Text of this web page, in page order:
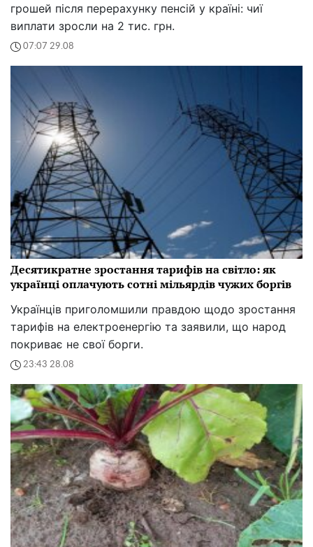
грошей після перерахунку пенсій у країні: чиї
виплати зросли на 2 тис. грн.
07:07 29.08
Десятикратне зростання тарифів на світло: як
українці оплачують сотні мільярдів чужих боргів
Українців приголомшили правдою щодо зростання
тарифів на електроенергію та заявили, що народ
покриває не свої борги.
23:43 28.08